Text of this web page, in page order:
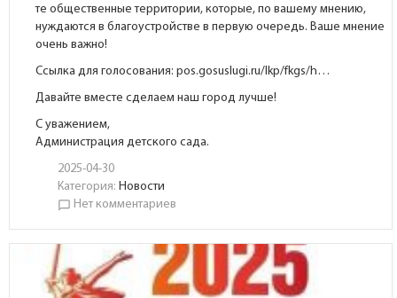
те общественные территории, которые, по вашему мнению,
нуждаются в благоустройстве в первую очередь. Ваше мнение
очень важно!
Ссылка для голосования:pos.gosuslugi.ru/lkp/fkgs/h…
Давайте вместе сделаем наш город лучше!
С уважением,
Администрация детского сада.
2025-04-30
Категория:Новости
chat_bubble_outline Нет комментариев